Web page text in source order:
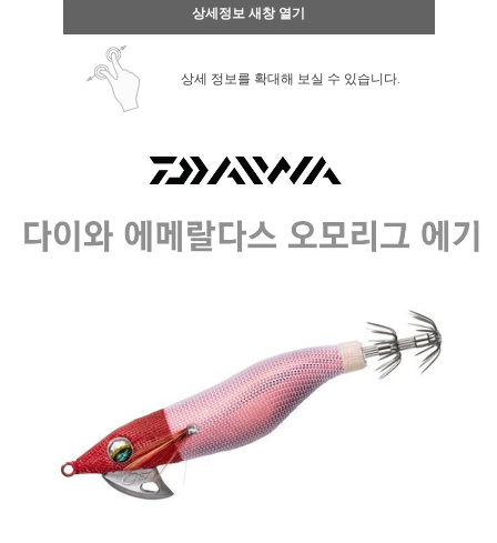
상세정보 새창 열기
상세 정보를 확대해 보실 수 있습니다.